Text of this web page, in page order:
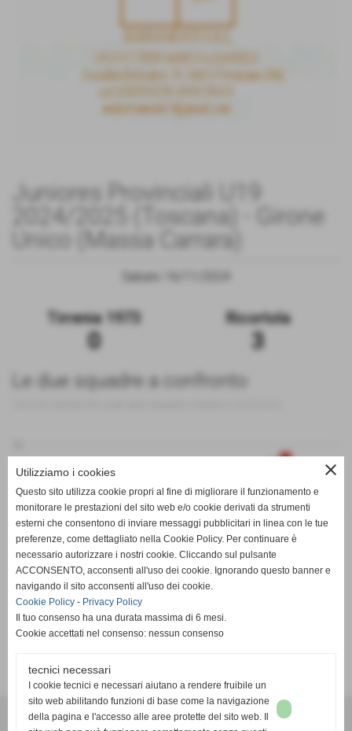
Juniores Provinciali U19
2024/2025 (Toscana) - Girone
Unico (Massa Carrara)
Tirrenia 1973 Ricortola
0 3
Le due squadre a confronto
PT G V N P GF GS
0
Tirrenia 1973 Ricortola
A.S.D. Serricciolo
close
Utilizziamo i cookies
Questo sito utilizza cookie propri al fine di migliorare il funzionamento e
monitorare le prestazioni del sito web e/o cookie derivati da strumenti
esterni che consentono di inviare messaggi pubblicitari in linea con le tue
preferenze, come dettagliato nella Cookie Policy. Per continuare è
necessario autorizzare i nostri cookie. Cliccando sul pulsante
ACCONSENTO, acconsenti all'uso dei cookie. Ignorando questo banner e
navigando il sito acconsenti all'uso dei cookie.
Cookie Policy - Privacy Policy
Il tuo consenso ha una durata massima di 6 mesi.
Cookie accettati nel consenso: nessun consenso
tecnici necessari
I cookie tecnici e necessari aiutano a rendere fruibile un
sito web abilitando funzioni di base come la navigazione
della pagina e l'accesso alle aree protette del sito web. Il